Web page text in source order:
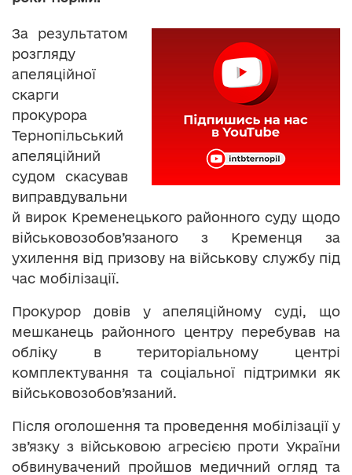
За результатом
розгляду
апеляційної
скарги
прокурора
Тернопільський
апеляційний
судом скасував
виправдувальни
й вирок Кременецького районного суду щодо
військовозобов’язаного з Кременця за
ухилення від призову на військову службу під
час мобілізації.
Прокурор довів у апеляційному суді, що
мешканець районного центру перебував на
обліку в територіальному центрі
комплектування та соціальної підтримки як
військовозобов’язаний.
Після оголошення та проведення мобілізації у
зв’язку з військовою агресією проти України
обвинувачений пройшов медичний огляд та